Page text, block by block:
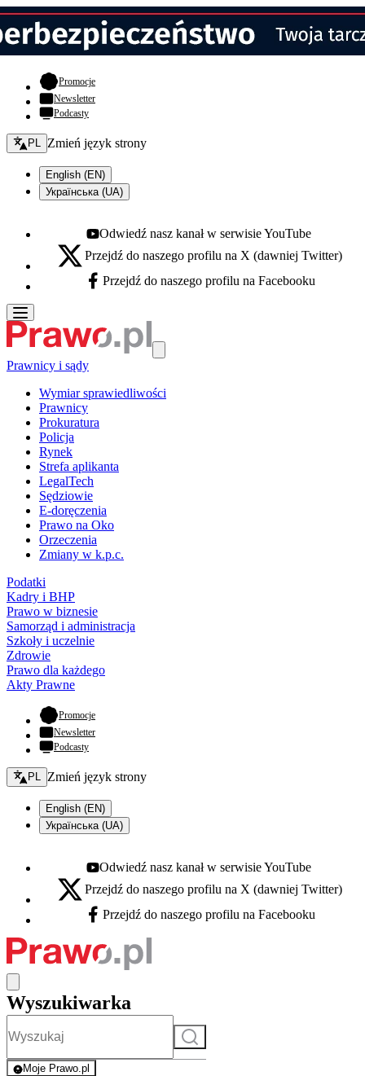
Promocje- otwiera się w nowej karcie
Newsletter
Podcasty
Zmień język - bieżący:
PL Zmień język strony
English (EN)
Українська (UA)
Youtube - otwiera się w nowej karcie
Odwiedź nasz kanał w serwisie YouTube
X - otwiera się w nowej karcie
Przejdź do naszego profilu na X (dawniej Twitter)
Facebook - otwiera się w nowej karcie
Przejdź do naszego profilu na Facebooku
Prawnicy i sądy
Wymiar sprawiedliwości
Prawnicy
Prokuratura
Policja
Rynek
Strefa aplikanta
LegalTech
Sędziowie
E-doręczenia
Prawo na Oko
Orzeczenia
Zmiany w k.p.c.
Podatki
Kadry i BHP
Prawo w biznesie
Samorząd i administracja
Szkoły i uczelnie
Zdrowie
Prawo dla każdego
Akty Prawne
Promocje- otwiera się w nowej karcie
Newsletter
Podcasty
Zmień język - bieżący:
PL Zmień język strony
English (EN)
Українська (UA)
Youtube - otwiera się w nowej karcie
Odwiedź nasz kanał w serwisie YouTube
X - otwiera się w nowej karcie
Przejdź do naszego profilu na X (dawniej Twitter)
Facebook - otwiera się w nowej karcie
Przejdź do naszego profilu na Facebooku
Wyszukiwarka
Szukaj
Moje Prawo.pl